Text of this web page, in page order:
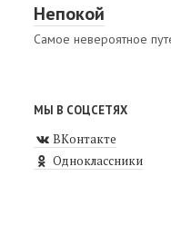
Непокой
Самое невероятное
МЫ В СОЦСЕТЯХ
ВКонтакте
Одноклассники